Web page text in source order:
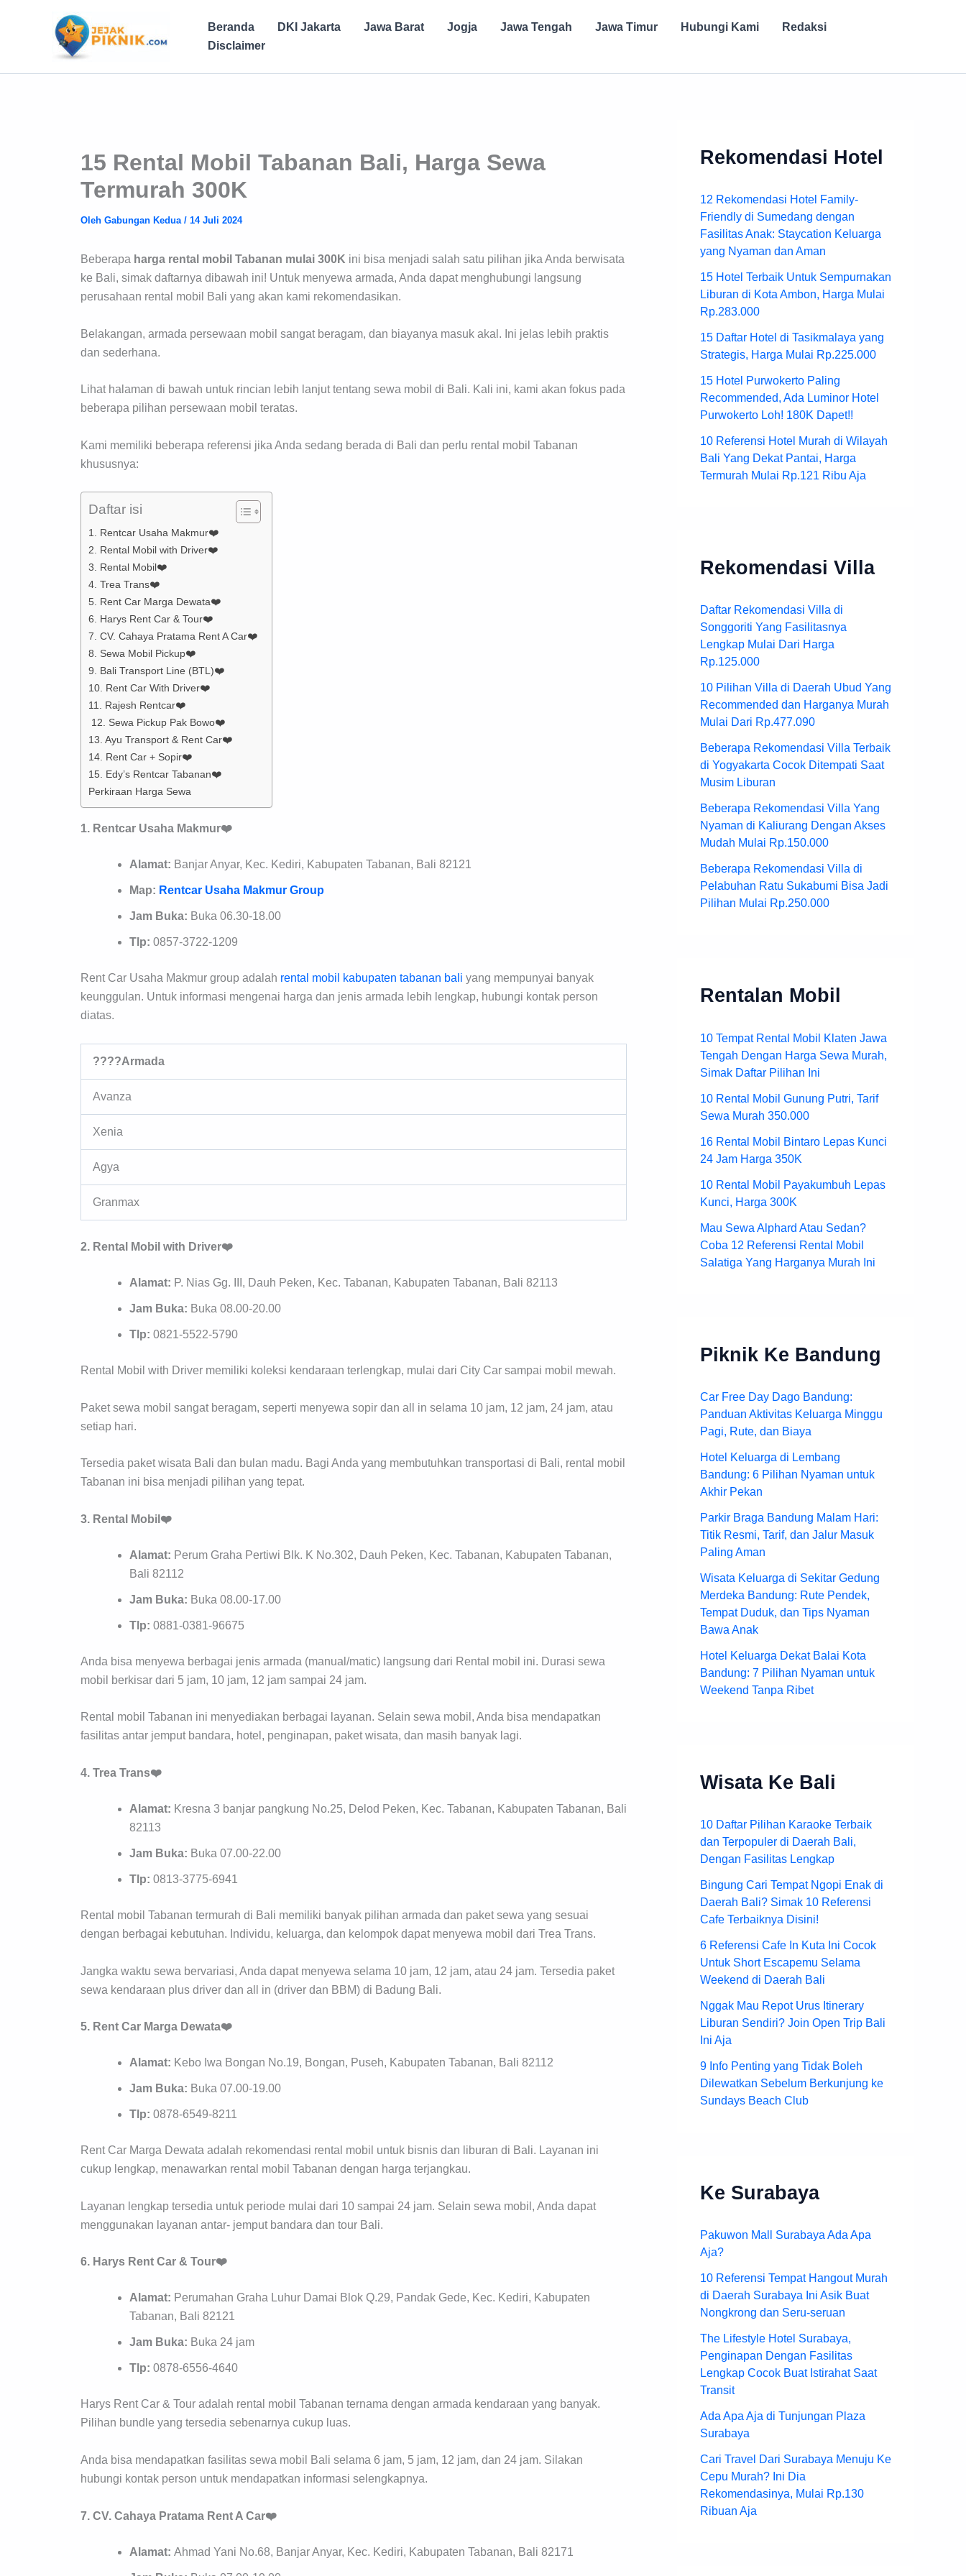
Beranda DKI Jakarta Jawa Barat Jogja Jawa Tengah Jawa Timur Hubungi Kami
Redaksi
Disclaimer
15 Rental Mobil Tabanan Bali, Harga Sewa
Termurah 300K
Oleh Gabungan Kedua / 14 Juli 2024
Beberapa harga rental mobil Tabanan mulai 300K ini bisa menjadi salah satu pilihan jika Anda berwisata
ke Bali, simak daftarnya dibawah ini! Untuk menyewa armada, Anda dapat menghubungi langsung
perusahaan rental mobil Bali yang akan kami rekomendasikan.
Belakangan, armada persewaan mobil sangat beragam, dan biayanya masuk akal. Ini jelas lebih praktis
dan sederhana.
Lihat halaman di bawah untuk rincian lebih lanjut tentang sewa mobil di Bali. Kali ini, kami akan fokus pada
beberapa pilihan persewaan mobil teratas.
Kami memiliki beberapa referensi jika Anda sedang berada di Bali dan perlu rental mobil Tabanan
khususnya:
Daftar isi
1. Rentcar Usaha Makmur❤️
2. Rental Mobil with Driver❤️
3. Rental Mobil❤️
4. Trea Trans❤️
5. Rent Car Marga Dewata❤️
6. Harys Rent Car & Tour❤️
7. CV. Cahaya Pratama Rent A Car❤️
8. Sewa Mobil Pickup❤️
9. Bali Transport Line (BTL)❤️
10. Rent Car With Driver❤️
11. Rajesh Rentcar❤️
12. Sewa Pickup Pak Bowo❤️
13. Ayu Transport & Rent Car❤️
14. Rent Car + Sopir❤️
15. Edy’s Rentcar Tabanan❤️
Perkiraan Harga Sewa
1. Rentcar Usaha Makmur❤️
Alamat: Banjar Anyar, Kec. Kediri, Kabupaten Tabanan, Bali 82121
Map: Rentcar Usaha Makmur Group
Jam Buka: Buka 06.30-18.00
Tlp: 0857-3722-1209
Rent Car Usaha Makmur group adalah rental mobil kabupaten tabanan bali yang mempunyai banyak
keunggulan. Untuk informasi mengenai harga dan jenis armada lebih lengkap, hubungi kontak person
diatas.
????Armada
Avanza
Xenia
Agya
Granmax
2. Rental Mobil with Driver❤️
Alamat: P. Nias Gg. III, Dauh Peken, Kec. Tabanan, Kabupaten Tabanan, Bali 82113
Jam Buka: Buka 08.00-20.00
Tlp: 0821-5522-5790
Rental Mobil with Driver memiliki koleksi kendaraan terlengkap, mulai dari City Car sampai mobil mewah.
Paket sewa mobil sangat beragam, seperti menyewa sopir dan all in selama 10 jam, 12 jam, 24 jam, atau
setiap hari.
Tersedia paket wisata Bali dan bulan madu. Bagi Anda yang membutuhkan transportasi di Bali, rental mobil
Tabanan ini bisa menjadi pilihan yang tepat.
3. Rental Mobil❤️
Alamat: Perum Graha Pertiwi Blk. K No.302, Dauh Peken, Kec. Tabanan, Kabupaten Tabanan,
Bali 82112
Jam Buka: Buka 08.00-17.00
Tlp: 0881-0381-96675
Anda bisa menyewa berbagai jenis armada (manual/matic) langsung dari Rental mobil ini. Durasi sewa
mobil berkisar dari 5 jam, 10 jam, 12 jam sampai 24 jam.
Rental mobil Tabanan ini menyediakan berbagai layanan. Selain sewa mobil, Anda bisa mendapatkan
fasilitas antar jemput bandara, hotel, penginapan, paket wisata, dan masih banyak lagi.
4. Trea Trans❤️
Alamat: Kresna 3 banjar pangkung No.25, Delod Peken, Kec. Tabanan, Kabupaten Tabanan, Bali
82113
Jam Buka: Buka 07.00-22.00
Tlp: 0813-3775-6941
Rental mobil Tabanan termurah di Bali memiliki banyak pilihan armada dan paket sewa yang sesuai
dengan berbagai kebutuhan. Individu, keluarga, dan kelompok dapat menyewa mobil dari Trea Trans.
Jangka waktu sewa bervariasi, Anda dapat menyewa selama 10 jam, 12 jam, atau 24 jam. Tersedia paket
sewa kendaraan plus driver dan all in (driver dan BBM) di Badung Bali.
5. Rent Car Marga Dewata❤️
Alamat: Kebo Iwa Bongan No.19, Bongan, Puseh, Kabupaten Tabanan, Bali 82112
Jam Buka: Buka 07.00-19.00
Tlp: 0878-6549-8211
Rent Car Marga Dewata adalah rekomendasi rental mobil untuk bisnis dan liburan di Bali. Layanan ini
cukup lengkap, menawarkan rental mobil Tabanan dengan harga terjangkau.
Layanan lengkap tersedia untuk periode mulai dari 10 sampai 24 jam. Selain sewa mobil, Anda dapat
menggunakan layanan antar- jemput bandara dan tour Bali.
6. Harys Rent Car & Tour❤️
Alamat: Perumahan Graha Luhur Damai Blok Q.29, Pandak Gede, Kec. Kediri, Kabupaten
Tabanan, Bali 82121
Jam Buka: Buka 24 jam
Tlp: 0878-6556-4640
Harys Rent Car & Tour adalah rental mobil Tabanan ternama dengan armada kendaraan yang banyak.
Pilihan bundle yang tersedia sebenarnya cukup luas.
Anda bisa mendapatkan fasilitas sewa mobil Bali selama 6 jam, 5 jam, 12 jam, dan 24 jam. Silakan
hubungi kontak person untuk mendapatkan informasi selengkapnya.
7. CV. Cahaya Pratama Rent A Car❤️
Alamat: Ahmad Yani No.68, Banjar Anyar, Kec. Kediri, Kabupaten Tabanan, Bali 82171
Rekomendasi Hotel
12 Rekomendasi Hotel Family-
Friendly di Sumedang dengan
Fasilitas Anak: Staycation Keluarga
yang Nyaman dan Aman
15 Hotel Terbaik Untuk Sempurnakan
Liburan di Kota Ambon, Harga Mulai
Rp.283.000
15 Daftar Hotel di Tasikmalaya yang
Strategis, Harga Mulai Rp.225.000
15 Hotel Purwokerto Paling
Recommended, Ada Luminor Hotel
Purwokerto Loh! 180K Dapet!!
10 Referensi Hotel Murah di Wilayah
Bali Yang Dekat Pantai, Harga
Termurah Mulai Rp.121 Ribu Aja
Rekomendasi Villa
Daftar Rekomendasi Villa di
Songgoriti Yang Fasilitasnya
Lengkap Mulai Dari Harga
Rp.125.000
10 Pilihan Villa di Daerah Ubud Yang
Recommended dan Harganya Murah
Mulai Dari Rp.477.090
Beberapa Rekomendasi Villa Terbaik
di Yogyakarta Cocok Ditempati Saat
Musim Liburan
Beberapa Rekomendasi Villa Yang
Nyaman di Kaliurang Dengan Akses
Mudah Mulai Rp.150.000
Beberapa Rekomendasi Villa di
Pelabuhan Ratu Sukabumi Bisa Jadi
Pilihan Mulai Rp.250.000
Rentalan Mobil
10 Tempat Rental Mobil Klaten Jawa
Tengah Dengan Harga Sewa Murah,
Simak Daftar Pilihan Ini
10 Rental Mobil Gunung Putri, Tarif
Sewa Murah 350.000
16 Rental Mobil Bintaro Lepas Kunci
24 Jam Harga 350K
10 Rental Mobil Payakumbuh Lepas
Kunci, Harga 300K
Mau Sewa Alphard Atau Sedan?
Coba 12 Referensi Rental Mobil
Salatiga Yang Harganya Murah Ini
Piknik Ke Bandung
Car Free Day Dago Bandung:
Panduan Aktivitas Keluarga Minggu
Pagi, Rute, dan Biaya
Hotel Keluarga di Lembang
Bandung: 6 Pilihan Nyaman untuk
Akhir Pekan
Parkir Braga Bandung Malam Hari:
Titik Resmi, Tarif, dan Jalur Masuk
Paling Aman
Wisata Keluarga di Sekitar Gedung
Merdeka Bandung: Rute Pendek,
Tempat Duduk, dan Tips Nyaman
Bawa Anak
Hotel Keluarga Dekat Balai Kota
Bandung: 7 Pilihan Nyaman untuk
Weekend Tanpa Ribet
Wisata Ke Bali
10 Daftar Pilihan Karaoke Terbaik
dan Terpopuler di Daerah Bali,
Dengan Fasilitas Lengkap
Bingung Cari Tempat Ngopi Enak di
Daerah Bali? Simak 10 Referensi
Cafe Terbaiknya Disini!
6 Referensi Cafe In Kuta Ini Cocok
Untuk Short Escapemu Selama
Weekend di Daerah Bali
Nggak Mau Repot Urus Itinerary
Liburan Sendiri? Join Open Trip Bali
Ini Aja
9 Info Penting yang Tidak Boleh
Dilewatkan Sebelum Berkunjung ke
Sundays Beach Club
Ke Surabaya
Pakuwon Mall Surabaya Ada Apa
Aja?
10 Referensi Tempat Hangout Murah
di Daerah Surabaya Ini Asik Buat
Nongkrong dan Seru-seruan
The Lifestyle Hotel Surabaya,
Penginapan Dengan Fasilitas
Lengkap Cocok Buat Istirahat Saat
Transit
Ada Apa Aja di Tunjungan Plaza
Surabaya
Cari Travel Dari Surabaya Menuju Ke
Cepu Murah? Ini Dia
Rekomendasinya, Mulai Rp.130
Ribuan Aja